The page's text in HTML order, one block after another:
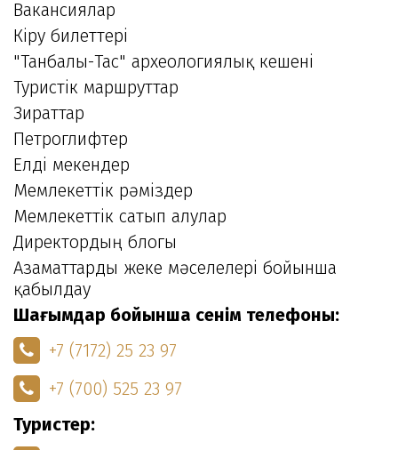
Вакансиялар
Кіру билеттері
"Танбалы-Тас" археологиялық кешені
Туристік маршруттар
Зираттар
Петроглифтер
Елді мекендер
Мемлекеттік рәміздер
Мемлекеттік сатып алулар
Директордың блогы
Азаматтарды жеке мәселелері бойынша
қабылдау
Шағымдар бойынша сенім телефоны:
+7 (7172) 25 23 97
+7 (700) 525 23 97
Туристер: